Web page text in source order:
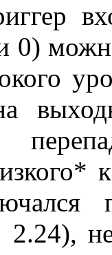
0)
2.24),